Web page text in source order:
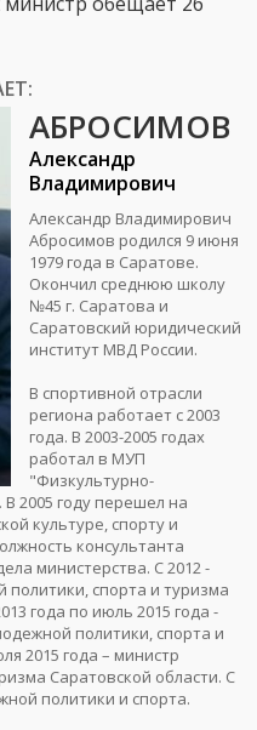
АБРОСИМОВ
Александр
Владимирович
Александр Владимирович
Абросимов родился 9 июня
1979 года в Саратове.
Окончил среднюю школу
№45 г. Саратова и
Саратовский юридический
институт МВД России.
В спортивной отрасли
региона работает с 2003
года. В 2003-2005 годах
работал в МУП
"Физкультурно-
2005 году перешел на
культуре, спорту и
консультанта
министерства. С 2012 -
спорта и туризма
года по июль 2015 года -
политики, спорта и
2015 года – министр
Саратовской области. С
политики и спорта.